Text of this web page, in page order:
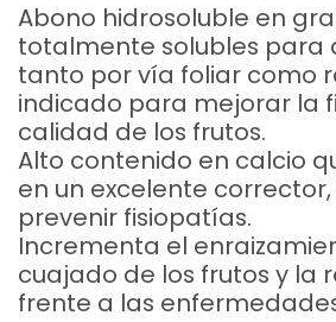
Abono hidrosoluble en
totalmente solubles para
tanto por vía foliar como
indicado para mejorar la
calidad de los frutos.
Alto contenido en calcio
en un excelente
prevenir fisiopatías.
Incrementa el
cuajado de los frutos y la
frente a las